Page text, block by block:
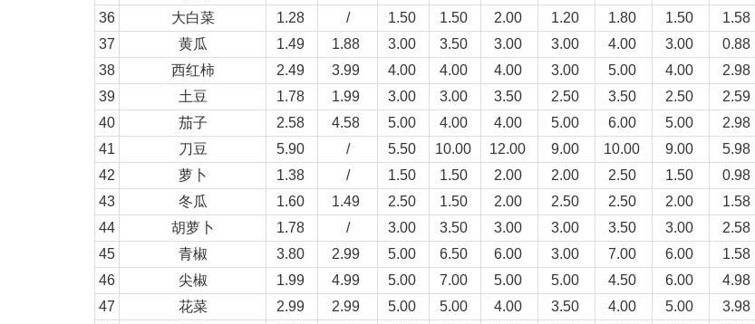
36
大白菜 1.28 / 1.50 1.50 2.00 1.20 1.80 1.50 1.58
37
黄瓜 1.49 1.88 3.00 3.50 3.00 3.00 4.00 3.00 0.88
38
西红柿 2.49 3.99 4.00 4.00 4.00 3.00 5.00 4.00 2.98
39
土豆 1.78 1.99 3.00 3.00 3.50 2.50 3.50 2.50 2.59
40
茄子 2.58 4.58 5.00 4.00 4.00 5.00 6.00 5.00 2.98
41
刀豆 5.90 / 5.50 10.00 12.00 9.00 10.00 9.00 5.98
42
萝卜 1.38 / 1.50 1.50 2.00 2.00 2.50 1.50 0.98
43
冬瓜 1.60 1.49 2.50 1.50 2.00 2.50 2.50 2.00 1.58
44
胡萝卜 1.78 / 3.00 3.50 3.00 3.00 3.50 3.00 2.58
45
青椒 3.80 2.99 5.00 6.50 6.00 3.00 7.00 6.00 1.58
46
尖椒 1.99 4.99 5.00 7.00 5.00 5.00 4.50 6.00 4.98
47
花菜 2.99 2.99 5.00 5.00 4.00 3.50 4.00 5.00 3.98